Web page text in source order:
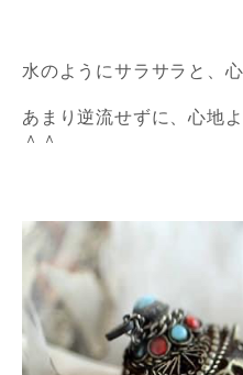
水のようにサラサラと、
あまり逆流せずに、心地
＾＾